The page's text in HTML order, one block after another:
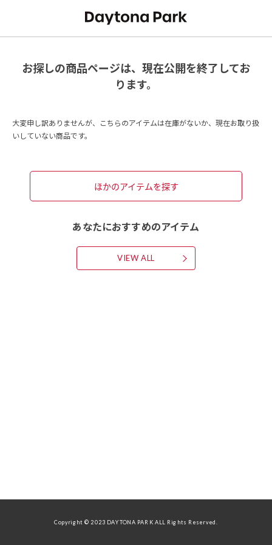
お探しの商品ページは、現在公開を終了してお
ります。
大変申し訳ありませんが、こちらのアイテムは在庫がないか、現在お取り扱
いしていない商品です。
ほかのアイテムを探す
あなたにおすすめのアイテム
VIEW ALL
Copyright © 2023 DAYTONA PARK ALL Rights Reserved.